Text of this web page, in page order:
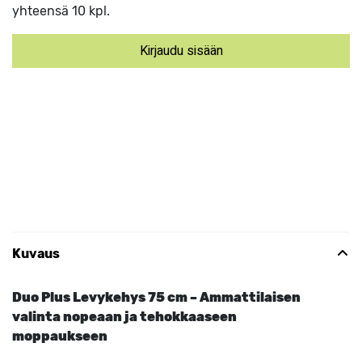
yhteensä 10 kpl.
Kirjaudu sisään
Kuvaus
Duo Plus Levykehys 75 cm – Ammattilaisen
valinta nopeaan ja tehokkaaseen
moppaukseen